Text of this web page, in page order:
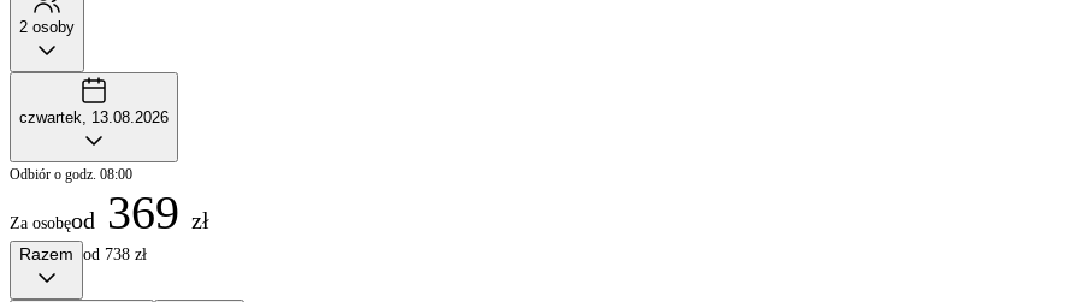
2 osoby
czwartek, 13.08.2026
Odbiór o godz. 08:00
Za osobęod 369 zł
Razem od 738 zł